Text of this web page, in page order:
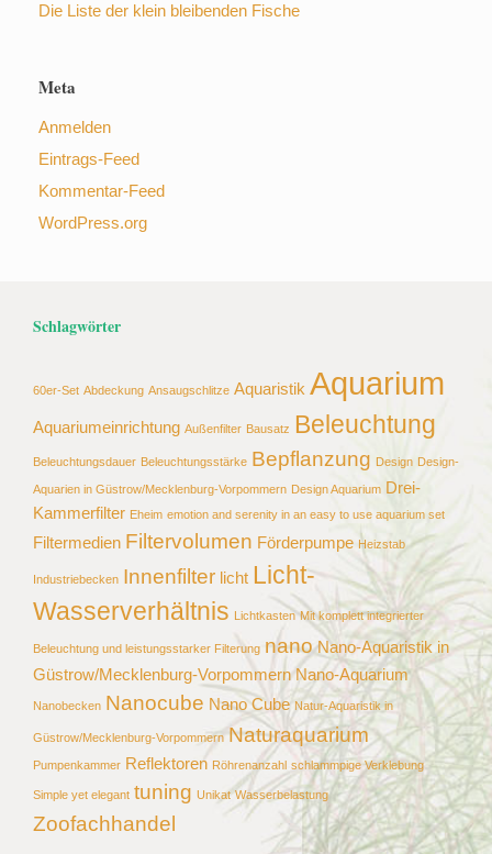
Die Liste der klein bleibenden Fische
Meta
Anmelden
Eintrags-Feed
Kommentar-Feed
WordPress.org
Schlagwörter
60er-Set Abdeckung Ansaugschlitze Aquaristik Aquarium
Aquariumeinrichtung Außenfilter Bausatz Beleuchtung
Beleuchtungsdauer Beleuchtungsstärke Bepflanzung Design Design-
Aquarien in Güstrow/Mecklenburg-Vorpommern Design Aquarium Drei-
Kammerfilter Eheim emotion and serenity in an easy to use aquarium set
Filtermedien Filtervolumen Förderpumpe Heizstab
Industriebecken Innenfilter licht Licht-
Wasserverhältnis
Lichtkasten Mit komplett integrierter
Beleuchtung und leistungsstarker Filterung nano Nano-Aquaristik in
Güstrow/Mecklenburg-Vorpommern Nano-Aquarium
Nanobecken Nanocube Nano Cube Natur-Aquaristik in
Güstrow/Mecklenburg-Vorpommern Naturaquarium
Pumpenkammer Reflektoren Röhrenanzahl schlammpige Verklebung
Simple yet elegant tuning Unikat Wasserbelastung
Zoofachhandel